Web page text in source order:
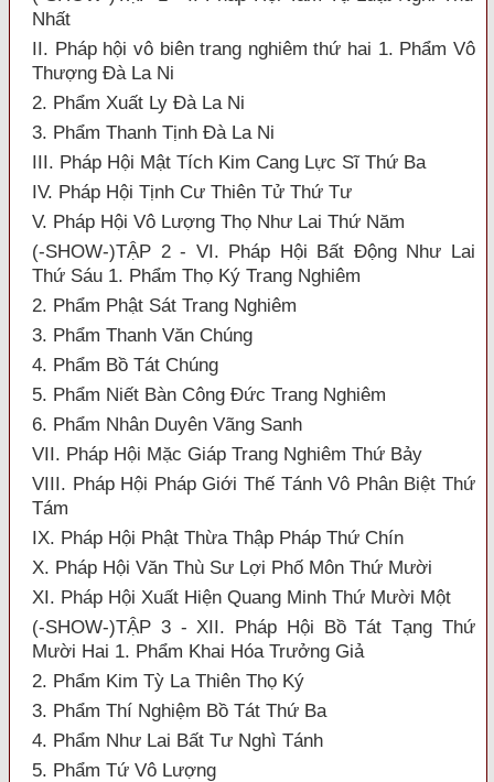
Nhất
II. Pháp hội vô biên trang nghiêm thứ hai 1. Phẩm Vô
Thượng Đà La Ni
2. Phẩm Xuất Ly Đà La Ni
3. Phẩm Thanh Tịnh Đà La Ni
III. Pháp Hội Mật Tích Kim Cang Lực Sĩ Thứ Ba
IV. Pháp Hội Tịnh Cư Thiên Tử Thứ Tư
V. Pháp Hội Vô Lượng Thọ Như Lai Thứ Năm
(-SHOW-)TẬP 2 - VI. Pháp Hội Bất Động Như Lai
Thứ Sáu 1. Phẩm Thọ Ký Trang Nghiêm
2. Phẩm Phật Sát Trang Nghiêm
3. Phẩm Thanh Văn Chúng
4. Phẩm Bồ Tát Chúng
5. Phẩm Niết Bàn Công Đức Trang Nghiêm
6. Phẩm Nhân Duyên Vãng Sanh
VII. Pháp Hội Mặc Giáp Trang Nghiêm Thứ Bảy
VIII. Pháp Hội Pháp Giới Thế Tánh Vô Phân Biệt Thứ
Tám
IX. Pháp Hội Phật Thừa Thập Pháp Thứ Chín
X. Pháp Hội Văn Thù Sư Lợi Phố Môn Thứ Mười
XI. Pháp Hội Xuất Hiện Quang Minh Thứ Mười Một
(-SHOW-)TẬP 3 - XII. Pháp Hội Bồ Tát Tạng Thứ
Mười Hai 1. Phẩm Khai Hóa Trưởng Giả
2. Phẩm Kim Tỳ La Thiên Thọ Ký
3. Phẩm Thí Nghiệm Bồ Tát Thứ Ba
4. Phẩm Như Lai Bất Tư Nghì Tánh
5. Phẩm Tứ Vô Lượng